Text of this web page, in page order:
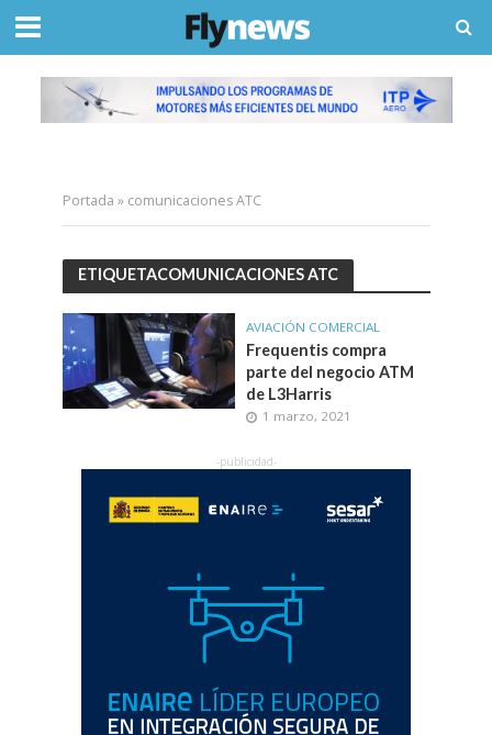
Portada » comunicaciones ATC
ETIQUETACOMUNICACIONES ATC
AVIACIÓN COMERCIAL
Frequentis compra
parte del negocio ATM
de L3Harris
1 marzo, 2021